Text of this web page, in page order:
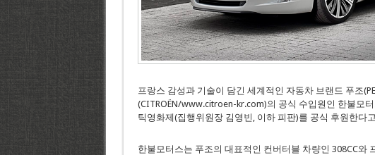
프랑스 감성과 기술이 담긴 세계적인 자동차 브랜드 푸조
(CITROËN/www.citroen-kr.com)의 공식 수입원인 한불모
틱영화제(집행위원장 김영빈, 이하 피판)를 공식 후원한다
한불모터스는 푸조의 대표적인 컨버터블 차량인 308CC와